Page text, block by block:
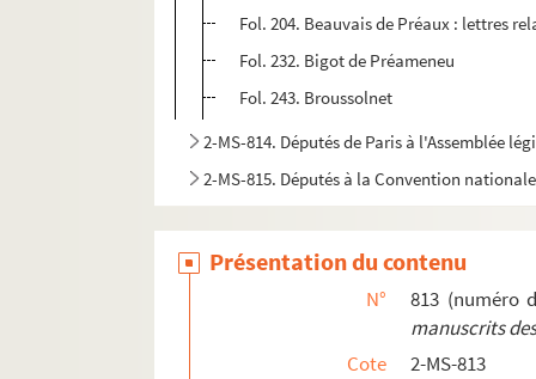
Fol. 204. Beauvais de Préaux : lettres
Fol. 232. Bigot de Préameneu
Fol. 243. Broussolnet
2-MS-814. Députés de Paris à l'Assemblée
2-MS-815. Députés à la Convention nationale
Présentation du contenu
N°
813 (numéro
manuscrits
Cote
2-MS-813